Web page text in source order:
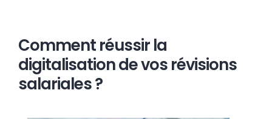
Comment réussir la
digitalisation de vos révisions
salariales ?